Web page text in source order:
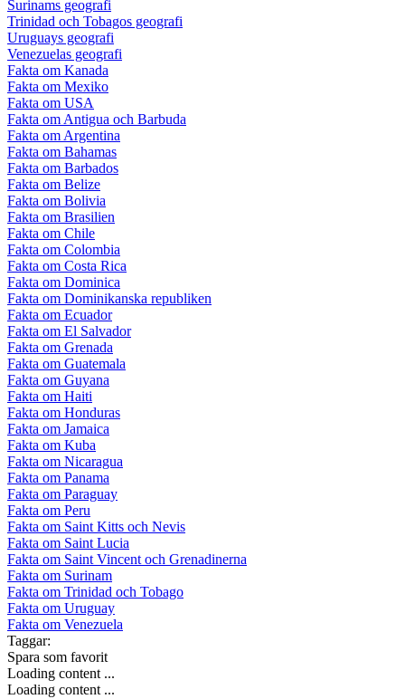
Surinams geografi
Trinidad och Tobagos geografi
Uruguays geografi
Venezuelas geografi
Fakta om Kanada
Fakta om Mexiko
Fakta om USA
Fakta om Antigua och Barbuda
Fakta om Argentina
Fakta om Bahamas
Fakta om Barbados
Fakta om Belize
Fakta om Bolivia
Fakta om Brasilien
Fakta om Chile
Fakta om Colombia
Fakta om Costa Rica
Fakta om Dominica
Fakta om Dominikanska republiken
Fakta om Ecuador
Fakta om El Salvador
Fakta om Grenada
Fakta om Guatemala
Fakta om Guyana
Fakta om Haiti
Fakta om Honduras
Fakta om Jamaica
Fakta om Kuba
Fakta om Nicaragua
Fakta om Panama
Fakta om Paraguay
Fakta om Peru
Fakta om Saint Kitts och Nevis
Fakta om Saint Lucia
Fakta om Saint Vincent och Grenadinerna
Fakta om Surinam
Fakta om Trinidad och Tobago
Fakta om Uruguay
Fakta om Venezuela
Taggar:
Spara som favorit
Loading content ...
Loading content ...